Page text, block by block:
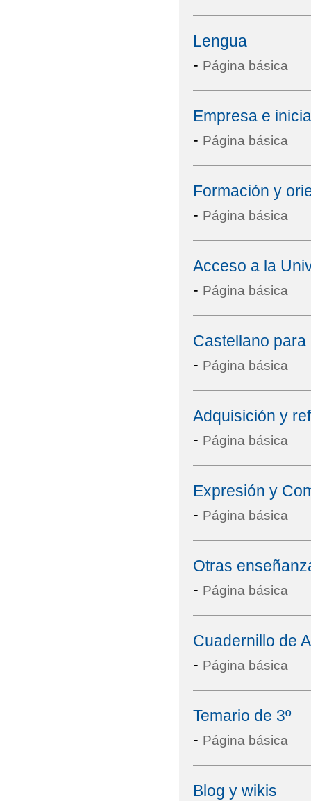
Lengua
- Página básica
Empresa e
- Página básica
Formación y
- Página básica
Acceso a la
- Página básica
Castellano
- Página básica
Adquisición y
- Página básica
Expresión y
- Página básica
Otras
- Página básica
Cuadernillo de
- Página básica
Temario de 3º
- Página básica
Blog y wikis